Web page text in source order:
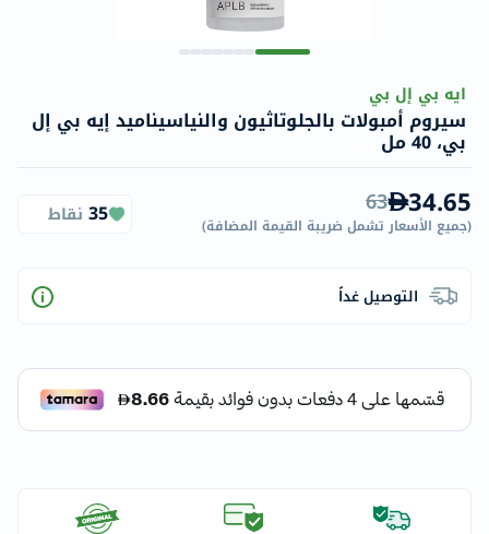
ايه بي إل بي
سيروم أمبولات بالجلوتاثيون والنياسيناميد إيه بي إل
بي، 40 مل
34.65
63
(جميع الأسعار تشمل ضريبة القيمة المضافة)
35 نقاط
التوصيل غداً